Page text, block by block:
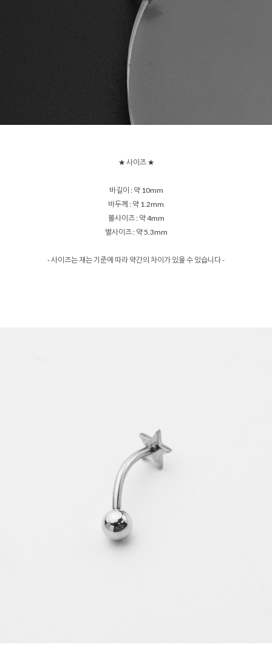
★ 사이즈 ★
바길이 : 약 10mm
바두께 : 약 1.2mm
볼사이즈 : 약 4mm
별사이즈 : 약 5.3mm
- 사이즈는 재는 기준에 따라 약간의 차이가 있을 수 있습니다 -